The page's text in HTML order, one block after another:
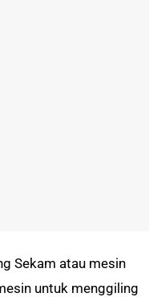
Sekam atau mesin
untuk menggiling